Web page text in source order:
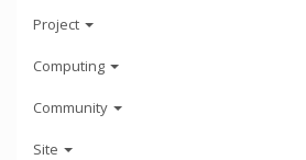
Project
Computing
Community
Site